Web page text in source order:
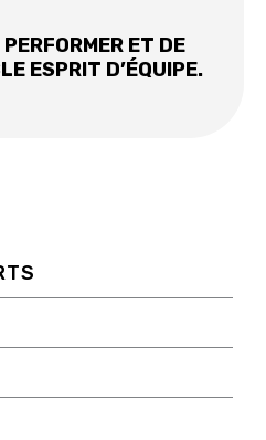
ET DE
ESPRIT D’ÉQUIPE.